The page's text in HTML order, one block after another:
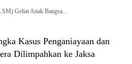
Geliat Anak Bangsa…
Kasus Penganiayaan dan
Dilimpahkan ke Jaksa